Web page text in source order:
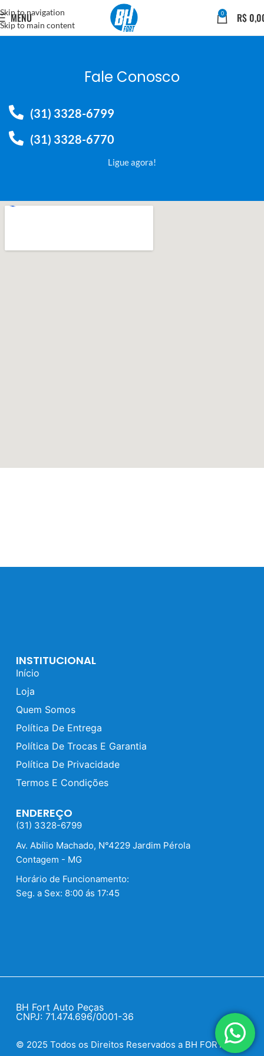
Skip to navigation
Skip to main content
MENU 0 R$
Fale Conosco
(31) 3328-6799
(31) 3328-6770
Ligue agora!
INSTITUCIONAL
Início
Loja
Quem Somos
Política De Entrega
Política De Trocas E Garantia
Política De Privacidade
Termos E Condições
ENDEREÇO
(31) 3328-6799
Av. Abílio Machado, N°4229 Jardim Pérola
Contagem - MG
Horário de Funcionamento:
Seg. a Sex: 8:00 ás 17:45
BH Fort Auto Peças
CNPJ: 71.474.696/0001-36
© 2025 Todos os Direitos Reservados a BH FORT.